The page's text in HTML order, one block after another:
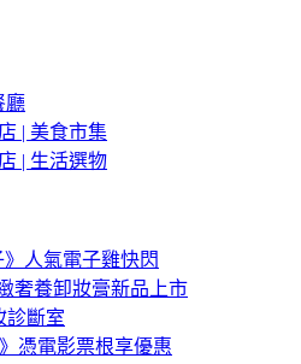
廳
| 美食市集
| 生活選物
》人氣電子雞快閃
奢養卸妝膏新品上市
診斷室
憑電影票根享優惠